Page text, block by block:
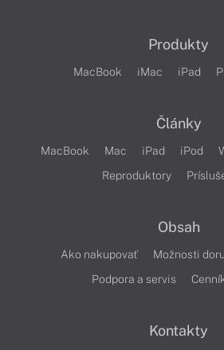
Produkty
MacBook iMac iPad
Články
MacBook Mac iPad iPod
Reproduktory
Obsah
Ako nakupovať
Možnosti
Podpora a servis
Kontakty